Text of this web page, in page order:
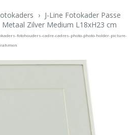
› J-Line Fotokader Passe
Zilver Medium L18xH23 cm
fotohouders-cadre-cadres-photo-photo-holder-picture-